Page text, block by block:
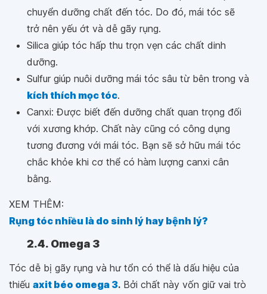
chuyển dưỡng chất đến tóc. Do đó, mái tóc sẽ
trở nên yếu ớt và dễ gãy rụng.
Silica giúp tóc hấp thu trọn vẹn các chất dinh
dưỡng.
Sulfur giúp nuôi dưỡng mái tóc sâu từ bên trong và
kích thích mọc tóc.
Canxi: Được biết đến dưỡng chất quan trọng đối
với xương khớp. Chất này cũng có công dụng
tương đương với mái tóc. Bạn sẽ sở hữu mái tóc
chắc khỏe khi cơ thể có hàm lượng canxi cân
bằng.
XEM THÊM:
Rụng tóc nhiều là do sinh lý hay bệnh lý?
2.4. Omega 3
Tóc dễ bị gãy rụng và hư tổn có thể là dấu hiệu của
thiếu axit béo omega 3. Bởi chất này vốn giữ vai trò